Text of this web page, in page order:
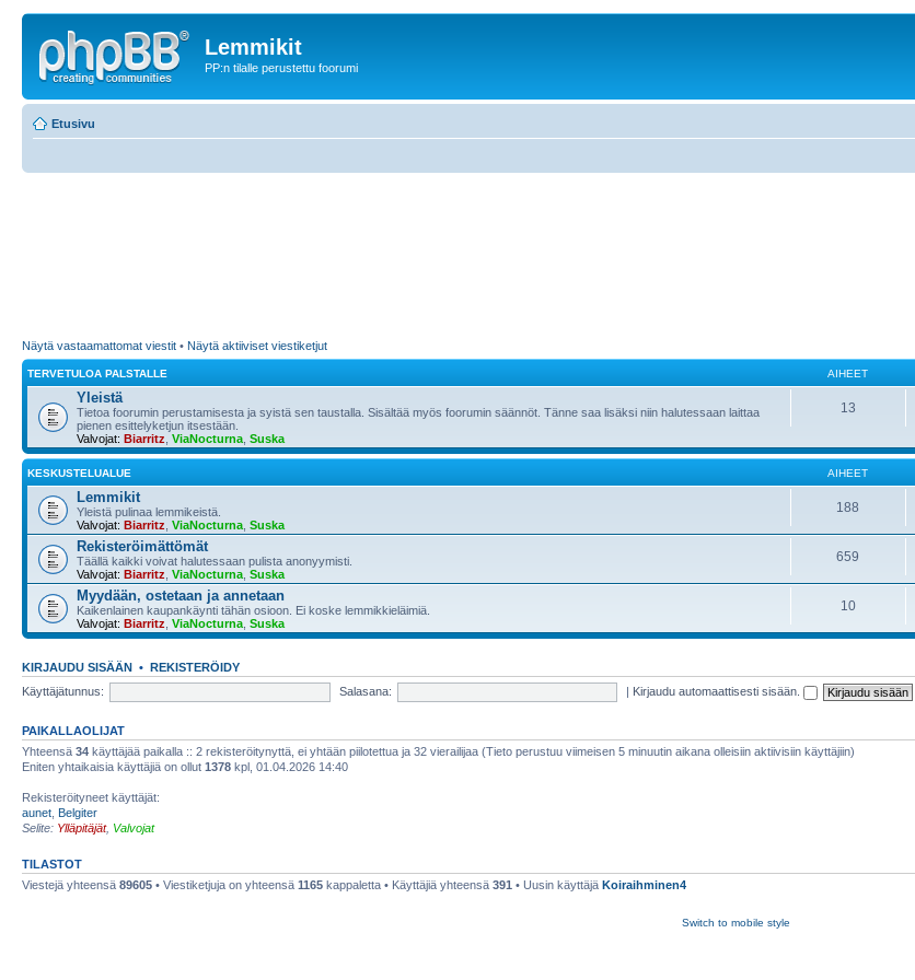
Lemmikit
PP:n tilalle perustettu foorumi
Etusivu
Näytä vastaamattomat viestit • Näytä aktiiviset viestiketjut
TERVETULOA PALSTALLE AIHEET
Yleistä
Tietoa foorumin perustamisesta ja syistä sen taustalla. Sisältää myös foorumin säännöt. Tänne saa lisäksi niin halutessaan laittaa
pienen esittelyketjun itsestään.
Valvojat: Biarritz ViaNocturna Suska
13
KESKUSTELUALUE AIHEET
Lemmikit
Yleistä pulinaa lemmikeistä.
Valvojat: Biarritz ViaNocturna Suska
188
Rekisteröimättömät
Täällä kaikki voivat halutessaan pulista anonyymisti.
Valvojat: Biarritz ViaNocturna Suska
659
Myydään, ostetaan ja annetaan
Kaikenlainen kaupankäynti tähän osioon. Ei koske lemmikkieläimiä.
Valvojat: Biarritz ViaNocturna Suska
10
KIRJAUDU SISÄÄN • REKISTERÖIDY
Käyttäjätunnus:
Salasana: | Kirjaudu automaattisesti sisään.
PAIKALLAOLIJAT
Yhteensä 34 käyttäjää paikalla :: 2 rekisteröitynyttä, ei yhtään piilotettua ja 32 vierailijaa (Tieto perustuu viimeisen 5 minuutin aikana olleisiin aktiivisiin käyttäjiin)
Eniten yhtaikaisia käyttäjiä on ollut 1378 kpl, 01.04.2026 14:40
Rekisteröityneet käyttäjät:
aunet Belgiter
Selite: Ylläpitäjät, Valvojat
TILASTOT
Viestejä yhteensä 89605 • Viestiketjuja on yhteensä 1165 kappaletta • Käyttäjiä yhteensä 391 • Uusin käyttäjä Koiraihminen4
Switch to mobile style